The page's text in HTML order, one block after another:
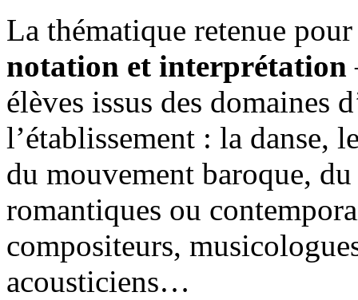
La thématique retenue
notation et interprétation
élèves issus des domaines
l’établissement : la danse,
du mouvement baroque,
romantiques ou
compositeurs,
acousticiens…